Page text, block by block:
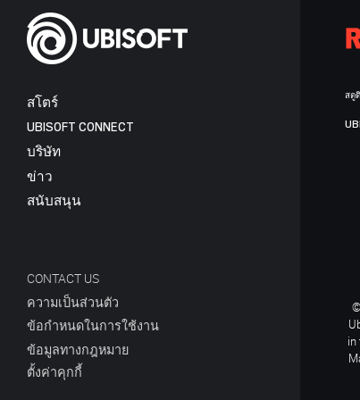
สโตร์
UBISOFT CONNECT
บริษัท
ข่าว
สนับสนุน
CONTACT US
ความเป็นส่วนตัว
ข้อกำหนดในการใช้งาน
ข้อมูลทางกฎหมาย
ตั้งค่าคุกกี้
สตู
in